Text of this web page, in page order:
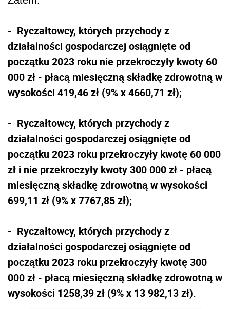
- Ryczałtowcy, których przychody z
działalności gospodarczej osiągnięte od
początku 2023 roku nie przekroczyły kwoty 60
000 zł - płacą miesięczną składkę zdrowotną w
wysokości 419,46 zł (9% x 4660,71 zł);
- Ryczałtowcy, których przychody z
działalności gospodarczej osiągnięte od
początku 2023 roku przekroczyły kwotę 60 000
zł i nie przekroczyły kwoty 300 000 zł - płacą
miesięczną składkę zdrowotną w wysokości
699,11 zł (9% x 7767,85 zł);
- Ryczałtowcy, których przychody z
działalności gospodarczej osiągnięte od
początku 2023 roku przekroczyły kwotę 300
000 zł - płacą miesięczną składkę zdrowotną w
wysokości 1258,39 zł (9% x 13 982,13 zł).